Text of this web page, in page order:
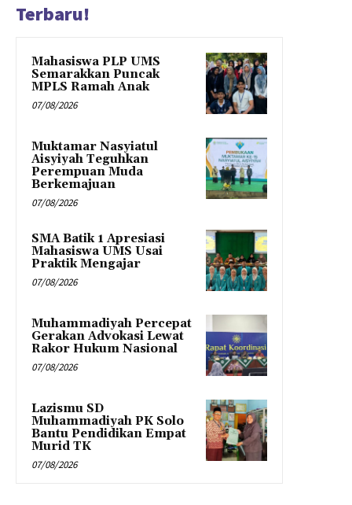
Terbaru!
Mahasiswa PLP UMS
Semarakkan Puncak
MPLS Ramah Anak
07/08/2026
Muktamar Nasyiatul
Aisyiyah Teguhkan
Perempuan Muda
Berkemajuan
07/08/2026
SMA Batik 1 Apresiasi
Mahasiswa UMS Usai
Praktik Mengajar
07/08/2026
Muhammadiyah Percepat
Gerakan Advokasi Lewat
Rakor Hukum Nasional
07/08/2026
Lazismu SD
Muhammadiyah PK Solo
Bantu Pendidikan Empat
Murid TK
07/08/2026